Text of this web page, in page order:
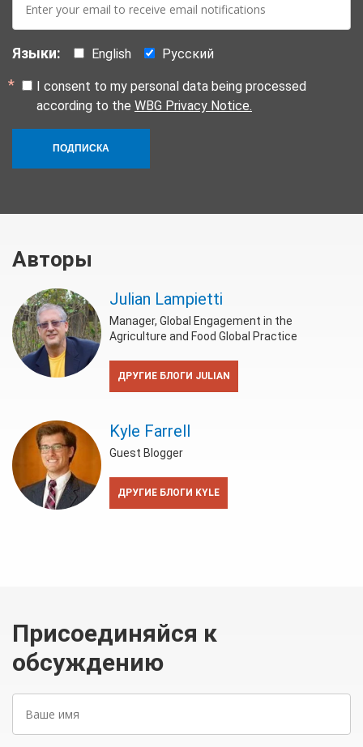
mail:
Языки: English Русский
I consent to my personal data being processed
according to the WBG Privacy Notice.
ПОДПИСКА
Авторы
Julian Lampietti
Manager, Global Engagement in the
Agriculture and Food Global Practice
ДРУГИЕ БЛОГИ JULIAN
Kyle Farrell
Guest Blogger
ДРУГИЕ БЛОГИ KYLE
Присоединяйся к
обсуждению
имя